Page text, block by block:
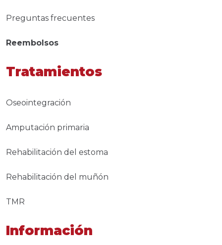
Preguntas frecuentes
Reembolsos
Tratamientos
Oseointegración
Amputación primaria
Rehabilitación del estoma
Rehabilitación del muñón
TMR
Información